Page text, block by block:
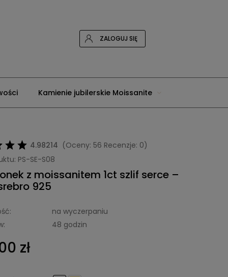
ZALOGUJ SIĘ
Kamienie jubilerskie Moissanite
4.98214 (Oceny: 56 Recenzje: 0)
PS-SE-S08
z moissanitem 1ct szlif serce –
925
na wyczerpaniu
48 godzin
zł